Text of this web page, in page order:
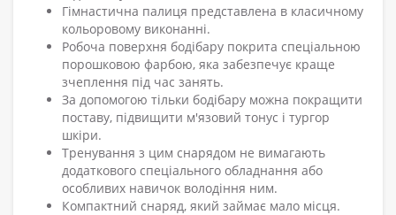
Гімнастична палиця представлена в класичному
кольоровому виконанні.
Робоча поверхня бодібару покрита спеціальною
порошковою фарбою, яка забезпечує краще
зчеплення під час занять.
За допомогою тільки бодібару можна покращити
поставу, підвищити м'язовий тонус і тургор
шкіри.
Тренування з цим снарядом не вимагають
додаткового спеціального обладнання або
особливих навичок володіння ним.
Компактний снаряд, який займає мало місця.